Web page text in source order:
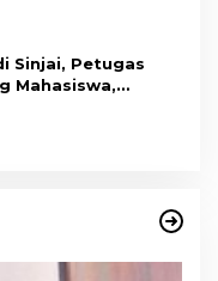
Sinjai, Petugas
Mahasiswa,